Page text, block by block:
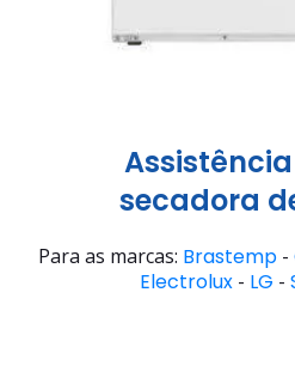
secadora
Para as marcas: Brastemp -
Electrolux- LG -